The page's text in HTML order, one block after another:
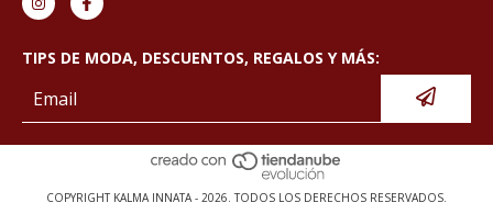
TIPS DE MODA, DESCUENTOS, REGALOS Y MÁS:
COPYRIGHT KALMA INNATA - 2026. TODOS LOS DERECHOS RESERVADOS.